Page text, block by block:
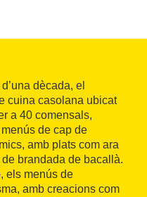
dècada, el
cuina casolana ubicat
a 40 comensals,
de cap de
amb plats com ara
de brandada de bacallà.
els menús de
amb creacions com